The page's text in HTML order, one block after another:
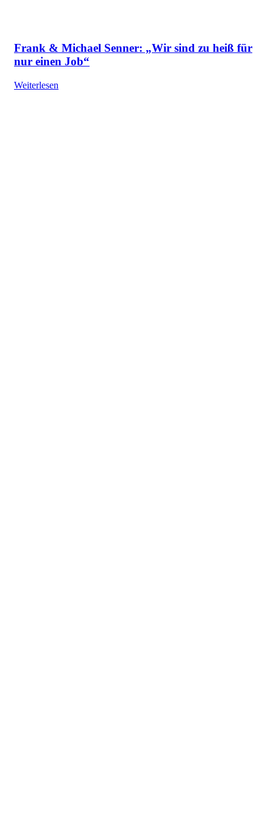
Frank & Michael Senner: „Wir sind zu heiß für
nur einen Job“
Weiterlesen